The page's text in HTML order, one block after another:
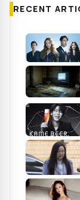
RECENT